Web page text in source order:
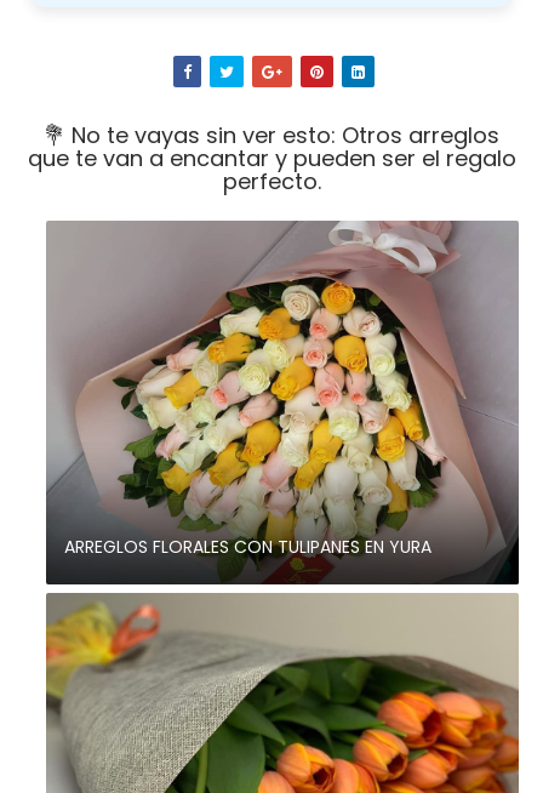
💐 No te vayas sin ver esto: Otros arreglos
que te van a encantar y pueden ser el regalo
perfecto.
ARREGLOS FLORALES CON TULIPANES EN YURA